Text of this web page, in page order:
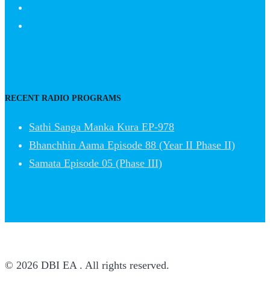
RECENT RADIO PROGRAMS
Sathi Sanga Manka Kura EP-978
Bhanchhin Aama Episode 88 (Year II Phase II)
Samata Episode 05 (Phase III)
© 2026 DBI EA . All rights reserved.